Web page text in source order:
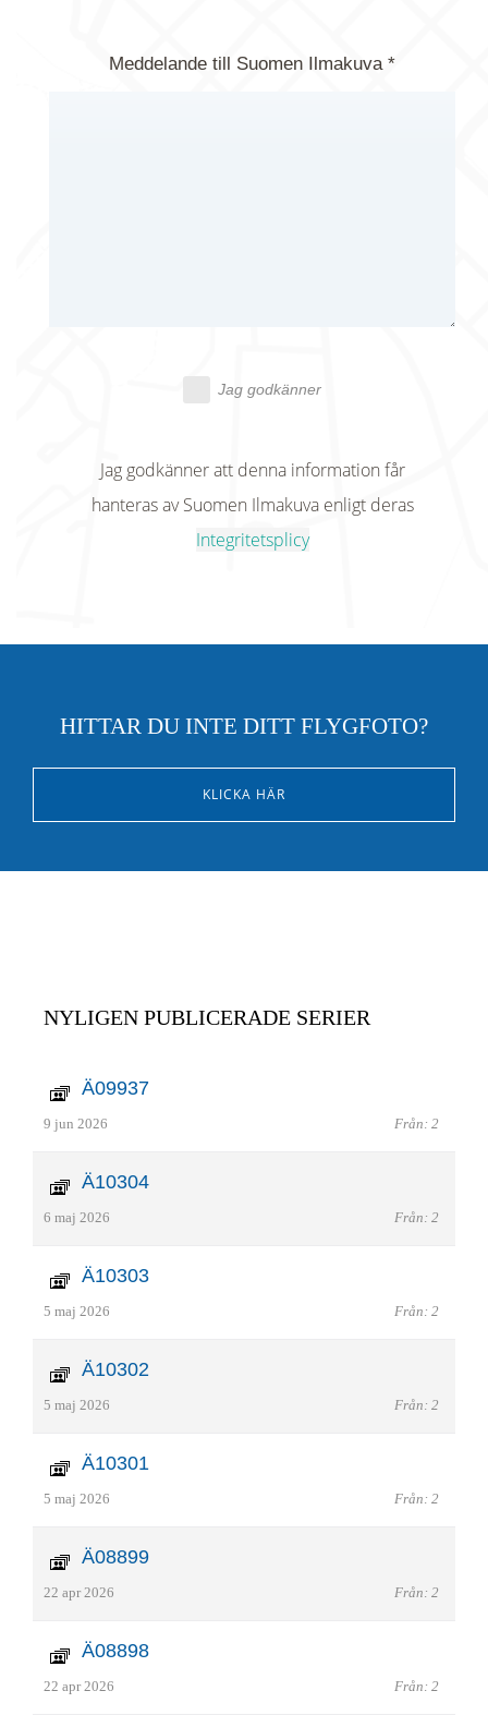
Meddelande till Suomen Ilmakuva *
Jag godkänner
Jag godkänner att denna information får
hanteras av Suomen Ilmakuva enligt deras
Integritetsplicy
HITTAR DU INTE DITT FLYGFOTO?
KLICKA HÄR
NYLIGEN PUBLICERADE SERIER
Ä09937
9 jun 2026 Från: 2
Ä10304
6 maj 2026 Från: 2
Ä10303
5 maj 2026 Från: 2
Ä10302
5 maj 2026 Från: 2
Ä10301
5 maj 2026 Från: 2
Ä08899
22 apr 2026 Från: 2
Ä08898
22 apr 2026 Från: 2